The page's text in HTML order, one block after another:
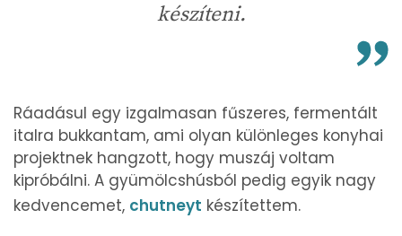
készíteni.
Ráadásul egy izgalmasan fűszeres, fermentált
italra bukkantam, ami olyan különleges konyhai
projektnek hangzott, hogy muszáj voltam
kipróbálni. A gyümölcshúsból pedig egyik nagy
kedvencemet, chutneyt készítettem.